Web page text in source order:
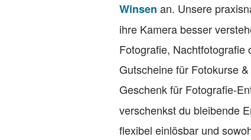
Winsen an. Unsere
ihre Kamera besser
Fotografie,
Gutscheine für Fotokurse
Geschenk für Fotografie-
verschenkst du bleibende
flexibel einlösbar und